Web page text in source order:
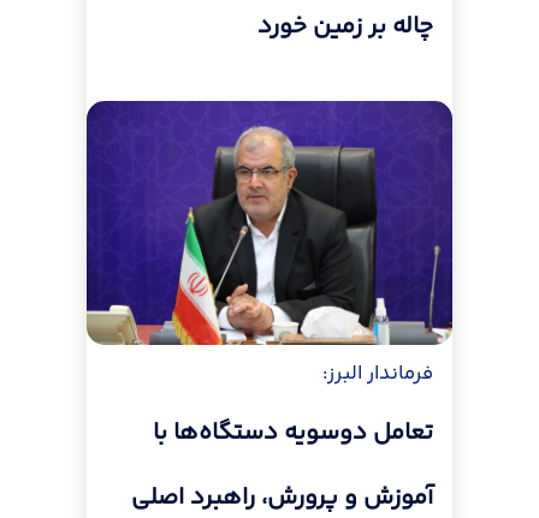
چاله بر زمین خورد
فرماندار البرز:
تعامل دوسویه دستگاه‌ها با
آموزش و پرورش، راهبرد اصلی